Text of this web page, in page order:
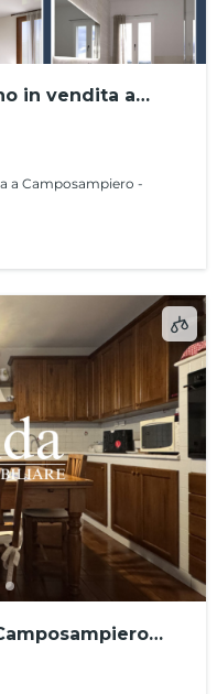
in vendita a
a Camposampiero -